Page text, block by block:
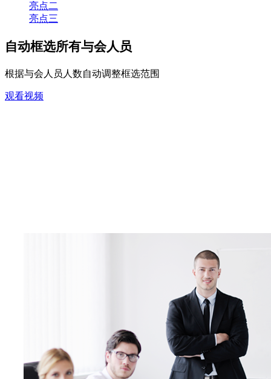
亮点二
亮点三
自动框选所有与会人员
根据与会人员人数自动调整框选范围
观看视频